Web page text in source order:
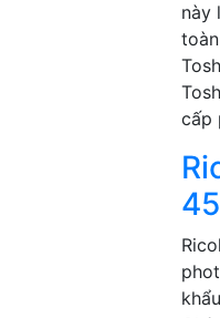
này
cấp